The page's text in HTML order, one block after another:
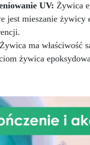
żywicy przed
powierzchnię lub
ściekać po
natychmiast po
żywicy.
w służbie
Żywice, Gumy,
UV: Żywica
jest mieszanie żywicy
Żywica ma właściwość
żywica